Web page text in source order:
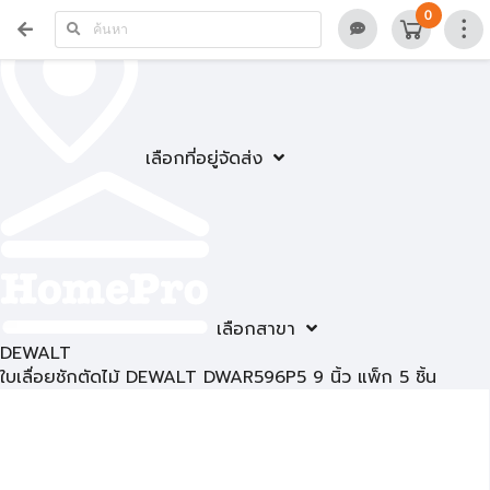
เลือกที่อยู่จัดส่ง
เลือกสาขา
0
DEWALT
ใบเลื่อยชักตัดไม้ DEWALT DWAR596P5 9 นิ้ว แพ็ก 5 ชิ้น